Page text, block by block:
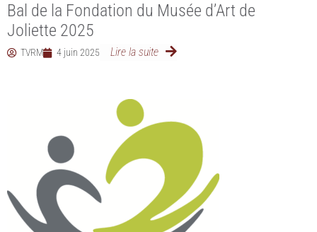
Bal de la Fondation du Musée d’Art de
Joliette 2025
TVRM 4 juin 2025 Lire la suite